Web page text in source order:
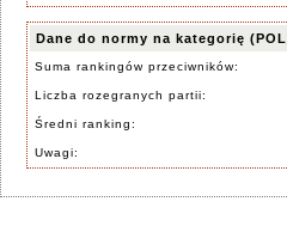
Dane do normy na kategorię
Suma rankingów przeciwników:
Liczba rozegranych partii:
Średni ranking:
Uwagi: